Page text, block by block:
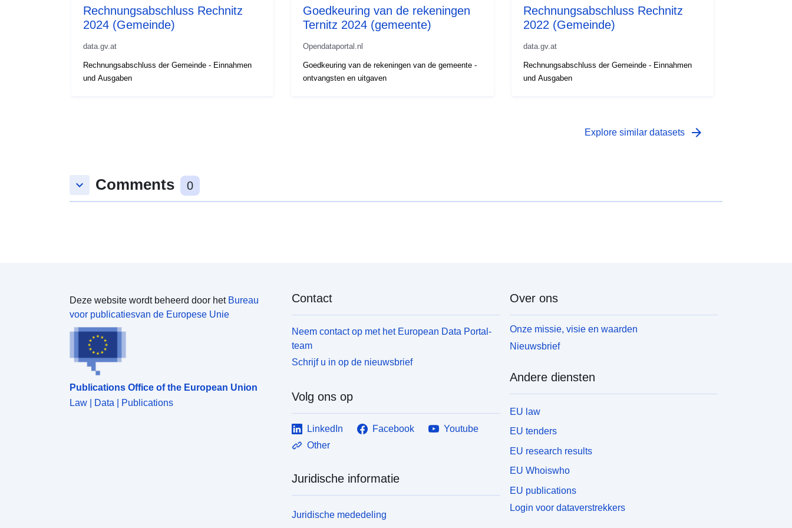
Rechnungsabschluss Rechnitz
2024 (Gemeinde)
data.gv.at
Rechnungsabschluss der Gemeinde - Einnahmen
und Ausgaben
Goedkeuring van de rekeningen
Ternitz 2024 (gemeente)
Opendataportal.nl
Goedkeuring van de rekeningen van de gemeente -
ontvangsten en uitgaven
Rechnungsabschluss Rechnitz
2022 (Gemeinde)
data.gv.at
Rechnungsabschluss der Gemeinde - Einnahmen
und Ausgaben
Explore similar datasets arrow_forward
keyboard_arrow_down Comments 0
Deze website wordt beheerd door het Bureau
voor publicatiesvan de Europese Unie
Publications Office of the European Union
Law | Data | Publications
Contact
Neem contact op met het European Data Portal-
team
Schrijf u in op de nieuwsbrief
Volg ons op
LinkedIn Facebook
Youtube
Other
Juridische informatie
Juridische mededeling
Over ons
Onze missie, visie en waarden
Nieuwsbrief
Andere diensten
EU law
EU tenders
EU research results
EU Whoiswho
EU publications
Login voor dataverstrekkers